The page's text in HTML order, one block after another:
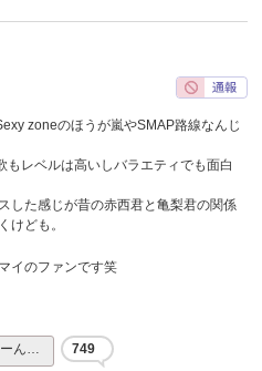
zoneのほうが嵐やSMAP路線なんじ
レベルは高いしバラエティでも面白
した感じが昔の赤西君と亀梨君の関係
けども。
イのファンです笑
ーん… 749